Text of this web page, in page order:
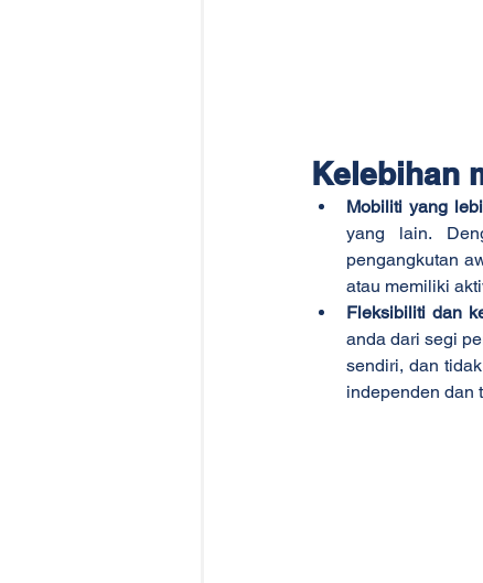
Kelebihan
Mobiliti yang
yang lain.
pengangkutan
atau memiliki
Fleksibiliti dan
anda dari segi
sendiri, dan
independen dan